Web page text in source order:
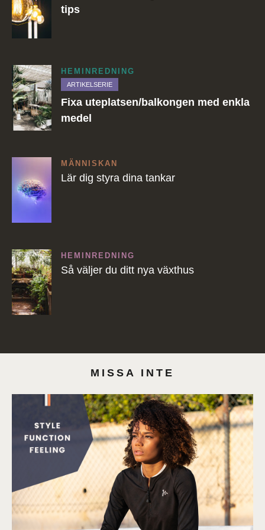
tips
HEMINREDNING
ARTIKELSERIE
Fixa uteplatsen/balkongen med enkla
medel
MÄNNISKAN
Lär dig styra dina tankar
HEMINREDNING
Så väljer du ditt nya växthus
MISSA INTE